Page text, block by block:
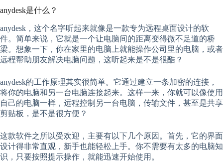
anydesk是什么？
anydesk，这个名字听起来就像是一款专为远程桌面设计的软
件。简单来说，它就是一个让电脑间的距离变得微不足道的桥
梁。想象一下，你在家里的电脑上就能操作公司里的电脑，或者
远程帮助朋友解决电脑问题，这听起来是不是很酷？
anydesk的工作原理其实很简单。它通过建立一条加密的连接，
将你的电脑和另一台电脑连接起来。这样一来，你就可以像使用
自己的电脑一样，远程控制另一台电脑，传输文件，甚至是共享
剪贴板，是不是很方便？
这款软件之所以受欢迎，主要有以下几个原因。首先，它的界面
设计得非常直观，新手也能轻松上手。你不需要有太多的电脑知
识，只要按照提示操作，就能迅速开始使用。